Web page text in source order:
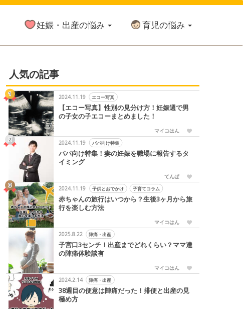
妊娠・出産の悩み 育児の悩み
後9ヶ月 生後10ヶ月 生後11ヶ月
人気の記事
2024.11.19 エコー写真
【エコー写真】性別の見分け方！妊娠週で男
の子女の子エコーまとめました！
マイコはん
2024.11.19
パパ向け特集
パパ向け特集！妻の妊娠を職場に報告するタ
イミング
てんぱ
2024.11.19
子供とおでかけ 子育てコラム
赤ちゃんの旅行はいつから？生後3ヶ月から旅
行を楽しむ方法
マイコはん
2025.8.22
陣痛・出産
子宮口3センチ！出産までどれくらい？ママ達
の陣痛体験談有
マイコはん
2024.2.14
陣痛・出産
38週目の便意は陣痛だった！排便と出産の見
極め方